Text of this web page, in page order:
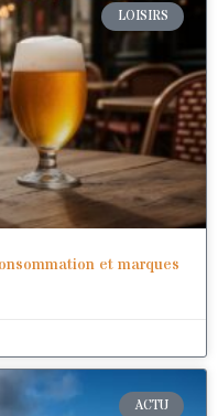
LOISIRS
et marques
ACTU